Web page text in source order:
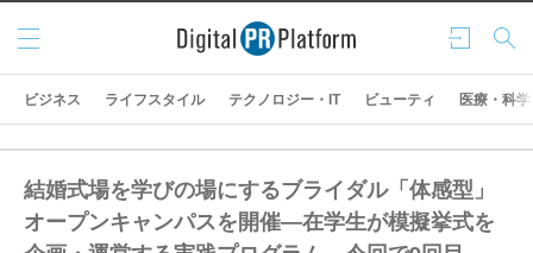
ログ
イン
検索
メニ
ュー
ビジネス ライフスタイル テクノロジー・IT ビューティ 医療・科学
結婚式場を学びの場にするブライダル「体感型」
オープンキャンパスを開催―在学生が模擬挙式を